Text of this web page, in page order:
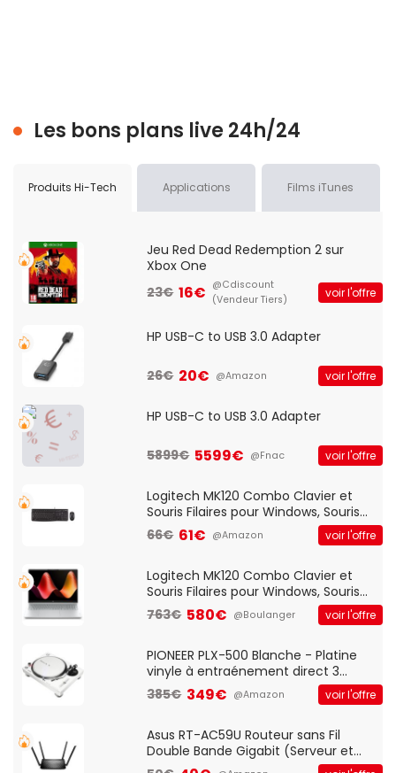
Les bons plans live 24h/24
Produits Hi-Tech Applications Films iTunes
Jeu Red Dead Redemption 2 sur
Xbox One
23€ 16€ @Cdiscount
(Vendeur Tiers)
voir l'offre
HP USB-C to USB 3.0 Adapter
26€ 20€ @Amazon voir l'offre
HP USB-C to USB 3.0 Adapter
5899€ 5599€ @Fnac voir l'offre
Logitech MK120 Combo Clavier et
Souris Filaires pour Windows, Souris
Optique Filaire, Connexion USB Plug
And Play, Confortable, Taille
QWERTY UK - Noir
66€ 61€ @Amazon voir l'offre
Logitech MK120 Combo Clavier et
Souris Filaires pour Windows, Souris
Optique Filaire, Connexion USB Plug
And Play, Confortable, Taille
QWERTY UK - Noir
763€ 580€ @Boulanger voir l'offre
PIONEER PLX-500 Blanche - Platine
vinyle à entraénement direct 3
vitesses (33-45-78 trs/min) avec
pre-ampli intégré et port USB
385€ 349€ @Amazon voir l'offre
Asus RT-AC59U Routeur sans Fil
Double Bande Gigabit (Serveur et
Client VPN, Triple Vlan, Mode Point